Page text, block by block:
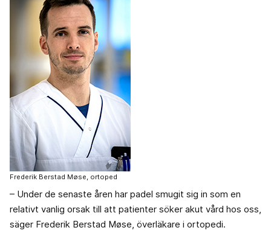
Frederik Berstad Møse, ortoped
– Under de senaste åren har padel smugit sig in som en
relativt vanlig orsak till att patienter söker akut vård hos oss,
säger Frederik Berstad Møse, överläkare i ortopedi.